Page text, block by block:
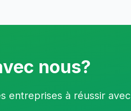
nous?
entreprises à réussir avec